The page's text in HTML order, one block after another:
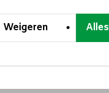
Weigeren